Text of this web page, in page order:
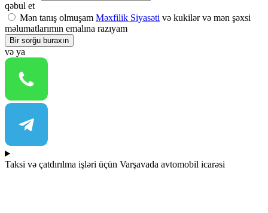
qəbul et
Mən tanış olmuşam Məxfilik Siyasəti və kukilər və mən şəxsi
məlumatlarımın emalına razıyam
Bir sorğu buraxın
və ya
Taksi və çatdırılma işləri üçün Varşavada avtomobil icarəsi